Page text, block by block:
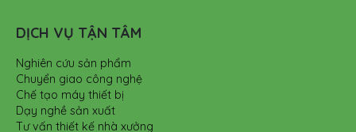
DỊCH VỤ TẬN TÂM
Nghiên cứu sản phẩm
Chuyển giao công nghệ
Chế tạo máy thiết bị
Dạy nghề sản xuất
Tư vấn thiết kế nhà xưởng